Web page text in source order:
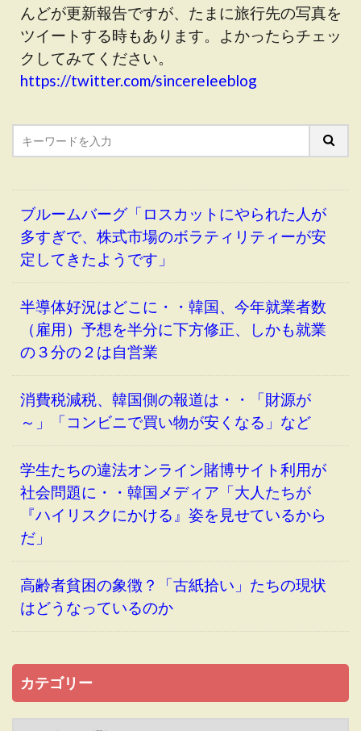
んどが更新報告ですが、たまに旅行先の写真を
ツイートする時もあります。よかったらチェッ
クしてみてください。
https://twitter.com/sincereleeblog
ブルームバーグ「ロスカットにやられた人が
多すぎで、株式市場のボラティリティーが安
定してきたようです」
半導体好況はどこに・・韓国、今年就業者数
（雇用）予想を半分に下方修正、しかも就業
の３分の２は自営業
消費税減税、韓国側の報道は・・「財源が
～」「コンビニで買い物が安くなる」など
学生たちの違法オンライン賭博サイト利用が
社会問題に・・韓国メディア「大人たちが
『ハイリスクにかける』姿を見せているから
だ」
高齢者貧困の象徴？「古紙拾い」たちの現状
はどうなっているのか
カテゴリー